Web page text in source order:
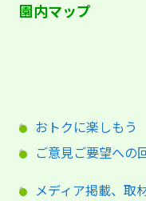
園内マップ
おトクに楽しもう
ご意見ご要望への
メディア掲載、取